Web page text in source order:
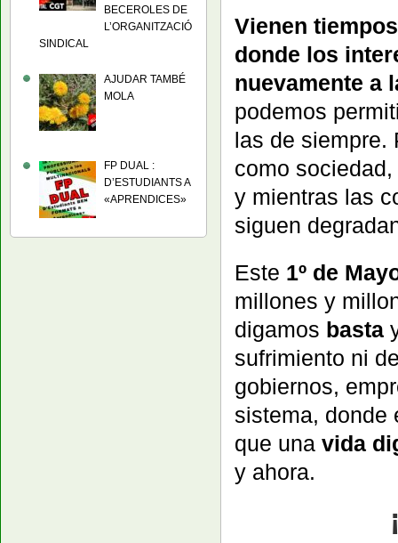
Vienen
donde los
nuevamente a
podemos
las de siempre.
como
y mientras las
siguen
Este 1º de
millones y
digamos basta
sufrimiento ni
gobiernos,
sistema, donde
que una vida
y ahora.
BECEROLES DE
L’ORGANITZACIÓ
SINDICAL
AJUDAR TAMBÉ
MOLA
FP DUAL :
D’ESTUDIANTS A
«APRENDICES»